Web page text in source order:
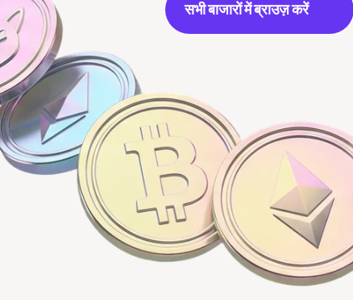
सभी बाजारों में ब्राउज़ करें